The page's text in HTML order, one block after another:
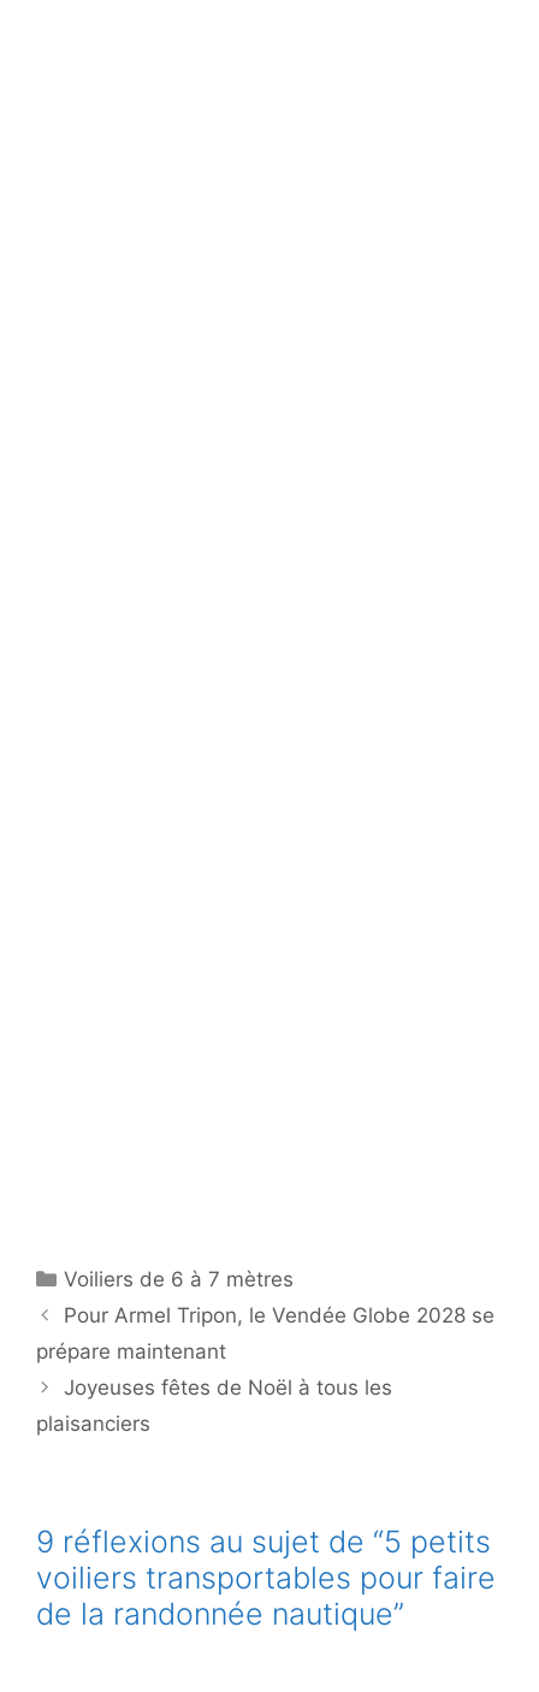
Catégories
Voiliers de 6 à 7 mètres
Pour Armel Tripon, le Vendée Globe 2028 se
prépare maintenant
Joyeuses fêtes de Noël à tous les
plaisanciers
9 réflexions au sujet de “5 petits
voiliers transportables pour faire
de la randonnée nautique”